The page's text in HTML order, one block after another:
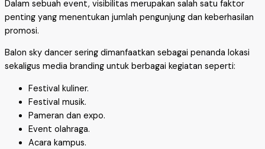
Dalam sebuah event, visibilitas merupakan salah satu faktor
penting yang menentukan jumlah pengunjung dan keberhasilan
promosi.
Balon sky dancer sering dimanfaatkan sebagai penanda lokasi
sekaligus media branding untuk berbagai kegiatan seperti:
Festival kuliner.
Festival musik.
Pameran dan expo.
Event olahraga.
Acara kampus.